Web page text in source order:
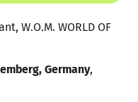
W.O.M. WORLD OF
Germany,